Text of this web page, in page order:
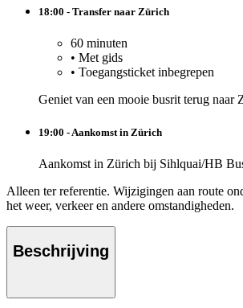
18:00 - Transfer naar Zürich
60 minuten
• Met gids
• Toegangsticket inbegrepen
Geniet van een mooie busrit terug naar
19:00 - Aankomst in Zürich
Aankomst in Zürich bij Sihlquai/HB
Alleen ter referentie. Wijzigingen aan route
het weer, verkeer en andere omstandigheden.
Beschrijving